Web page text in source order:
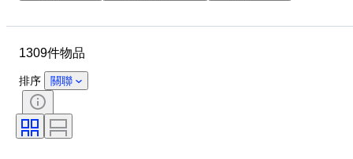
時期
控制
時代
1309件物品
排序 關聯